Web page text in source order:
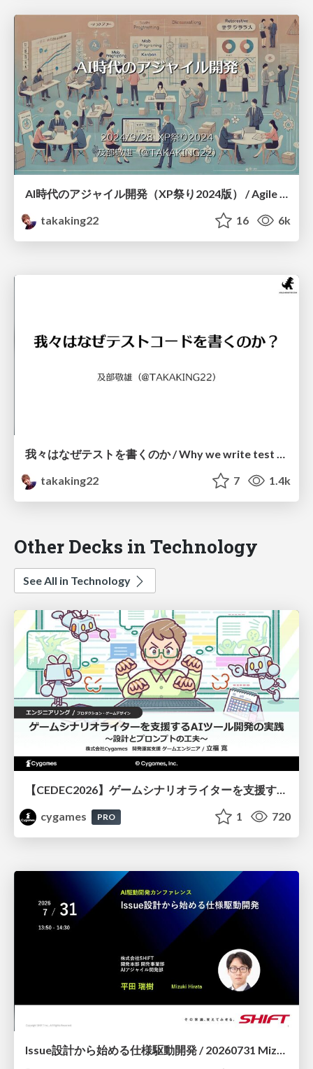
AI時代のアジャイル開発（XP祭り2024版） / Agile Development in the AI Era in XPJUG
takaking22
16 6k
我々はなぜテストを書くのか / Why we write test codes
takaking22
7 1.4k
Other Decks in Technology
See All in Technology
cygames
PRO 1 720
Issue設計から始める仕様駆動開発 / 20260731 Mizuki Hirata